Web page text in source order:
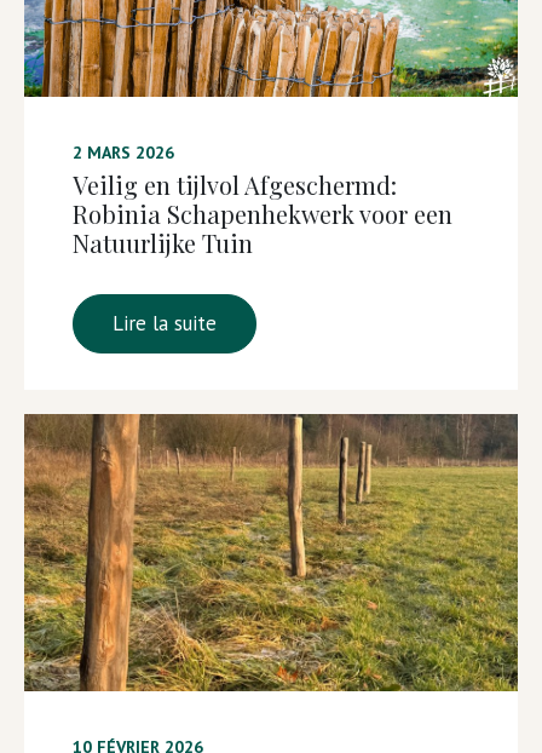
2 MARS 2026
Veilig en tijlvol Afgeschermd:
Robinia Schapenhekwerk voor een
Natuurlijke Tuin
Lire la suite
10 FÉVRIER 2026